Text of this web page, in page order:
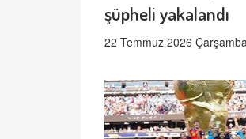
şüpheli yakalandı
22 Temmuz 2026 Çarşamba